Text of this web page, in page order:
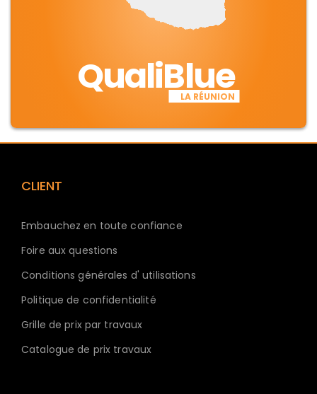
QualiBlue
LA RÉUNION
CLIENT
Embauchez en toute confiance
Foire aux questions
Conditions générales d' utilisations
Politique de confidentialité
Grille de prix par travaux
Catalogue de prix travaux